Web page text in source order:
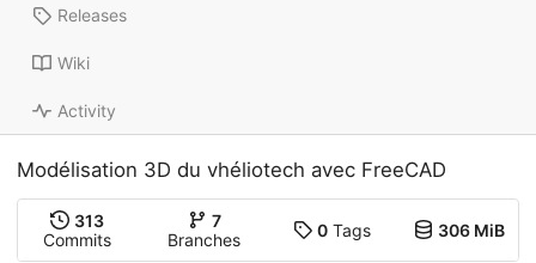
Releases
Wiki
Activity
Modélisation 3D du vhéliotech avec FreeCAD
313
Commits
7
Branches
0Tags 306 MiB